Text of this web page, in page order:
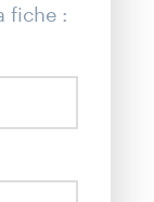
fiche :